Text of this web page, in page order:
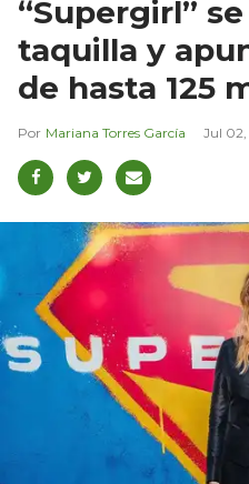
“Supergirl”
taquilla y
de hasta 125
Mariana Torres García Jul